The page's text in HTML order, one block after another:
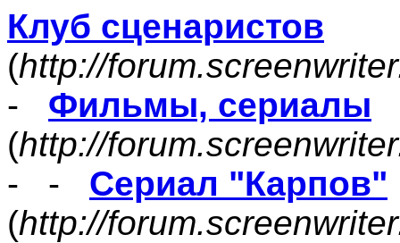
Клуб сценаристов
(http://
- Фильмы, сериалы
(http://
- - Сериал "Карпов"
(http://